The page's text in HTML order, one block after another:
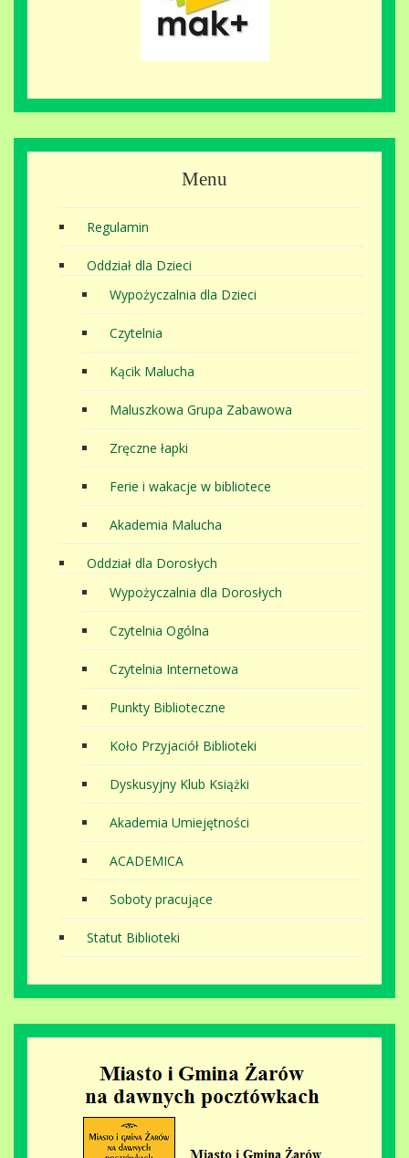
Menu
Regulamin
Oddział dla Dzieci
Wypożyczalnia dla Dzieci
Czytelnia
Kącik Malucha
Maluszkowa Grupa Zabawowa
Zręczne łapki
Ferie i wakacje w bibliotece
Akademia Malucha
Oddział dla Dorosłych
Wypożyczalnia dla Dorosłych
Czytelnia Ogólna
Czytelnia Internetowa
Punkty Biblioteczne
Koło Przyjaciół Biblioteki
Dyskusyjny Klub Książki
Akademia Umiejętności
ACADEMICA
Soboty pracujące
Statut Biblioteki